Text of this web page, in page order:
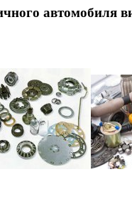
автомобиля